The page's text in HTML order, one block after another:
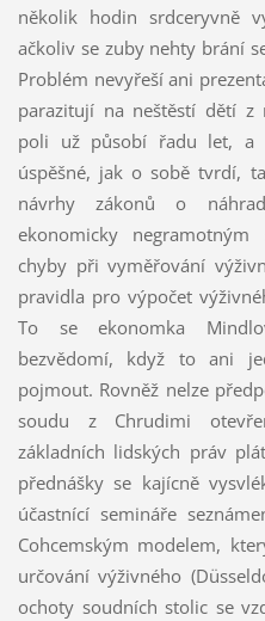
několik hodin srdceryvně
ačkoliv se zuby nehty brání
Problém nevyřeší ani
parazitují na neštěstí dětí z
poli už působí řadu let, a
úspěšné, jak o sobě tvrdí,
návrhy zákonů o
ekonomicky
chyby při vyměřování
pravidla pro výpočet
To se ekonomka
bezvědomí, když to ani
pojmout. Rovněž nelze
soudu z Chrudimi
základních lidských práv
přednášky se kajícně
účastnící semináře
Cohcemským modelem,
určování výživného
ochoty soudních stolic se